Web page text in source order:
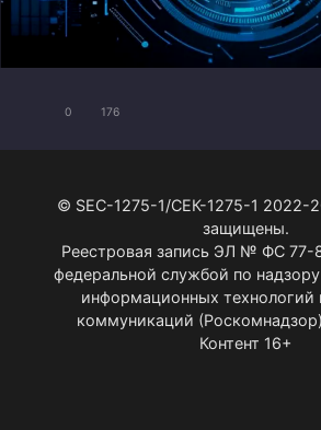
0 176
© SEC-1275-1/СЕК-1275-1 2022-
защищены.
Реестровая запись ЭЛ № ФС 77-
федеральной службой по
информационных технологий
коммуникаций
Контент 16+